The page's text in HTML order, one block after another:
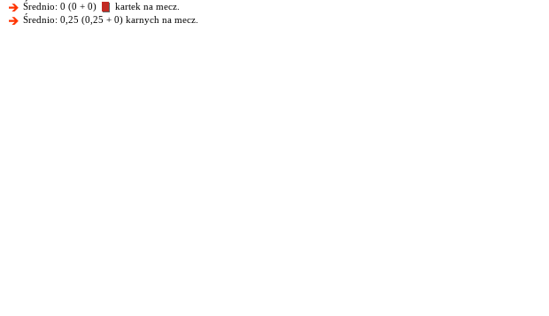
Średnio: 0 (0 + 0)
kartek na mecz.
Średnio: 0,25 (0,25 + 0) karnych na mecz.